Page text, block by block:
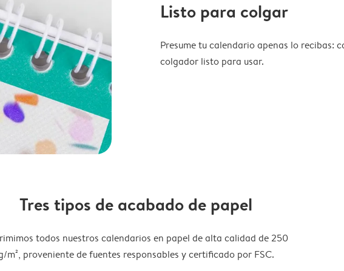
Listo para colgar
Presume tu calendario apenas lo recibas:
colgador listo para usar.
Tres tipos de acabado de papel
todos nuestros calendarios en papel de alta calidad de 250
m², proveniente de fuentes responsables y certificado por FSC.